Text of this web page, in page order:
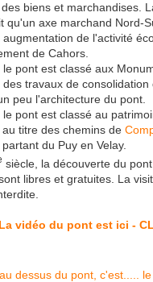
biens et marchandises.
qu'un axe marchand Nord-
augmentation de l'activité
de Cahors.
le pont est classé aux
des travaux de consolidation
peu l'architecture du pont.
le pont est classé au
au titre des chemins de
partant du Puy en Velay.
siècle, la découverte du
libres et gratuites. La
La vidéo du pont est ici -